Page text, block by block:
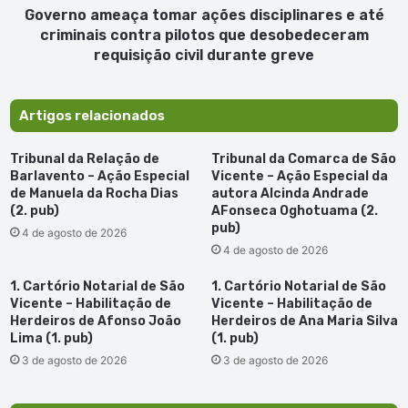
pilotos
desobedeceram
durante
greve
Governo ameaça tomar ações disciplinares e até
criminais contra pilotos que desobedeceram
requisição civil durante greve
Artigos relacionados
Tribunal da Relação de
Barlavento – Ação Especial
de Manuela da Rocha Dias
(2. pub)
4 de agosto de 2026
Tribunal da Comarca de São
Vicente – Ação Especial da
autora Alcinda Andrade
AFonseca Oghotuama (2.
pub)
4 de agosto de 2026
1. Cartório Notarial de São
Vicente – Habilitação de
Herdeiros de Afonso João
Lima (1. pub)
3 de agosto de 2026
1. Cartório Notarial de São
Vicente – Habilitação de
Herdeiros de Ana Maria Silva
(1. pub)
3 de agosto de 2026